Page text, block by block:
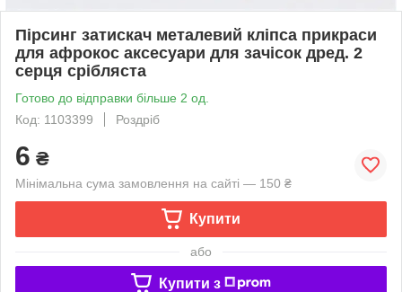
Пірсинг затискач металевий кліпса прикраси
для афрокос аксесуари для зачісок дред. 2
серця срібляста
Готово до відправки більше 2 од.
Код: 1103399
Роздріб
6 ₴
Мінімальна сума замовлення на сайті — 150 ₴
Купити
або
Купити з